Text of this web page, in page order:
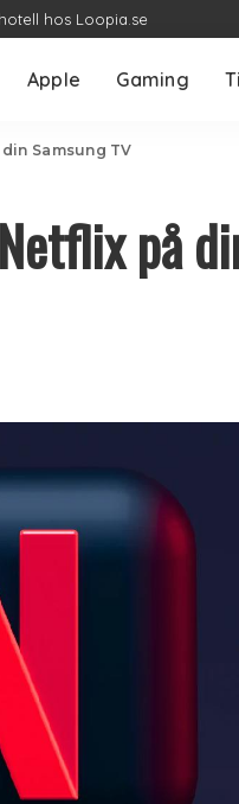
hos Loopia.se
Apple Gaming
Samsung TV
på